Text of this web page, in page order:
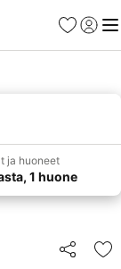
Suosikit
ja huoneet
1 huone
Jaa